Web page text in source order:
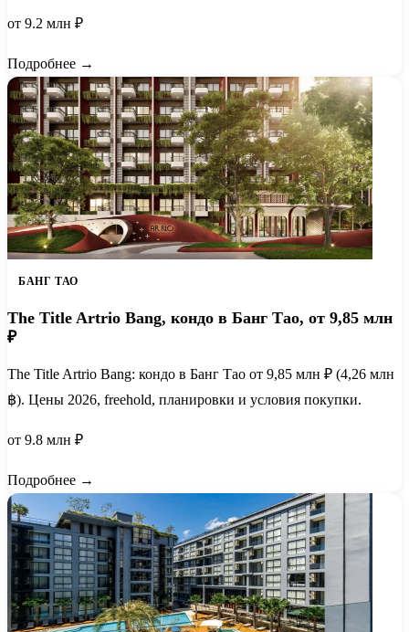
от 9.2 млн ₽
Подробнее →
БАНГ ТАО
The Title Artrio Bang, кондо в Банг Тао, от 9,85 млн
₽
The Title Artrio Bang: кондо в Банг Тао от 9,85 млн ₽ (4,26 млн
฿). Цены 2026, freehold, планировки и условия покупки.
от 9.8 млн ₽
Подробнее →